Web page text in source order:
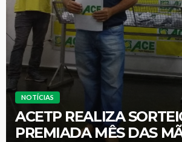
NOTÍCIAS
ACETP REALIZA
PREMIADA MÊS DAS